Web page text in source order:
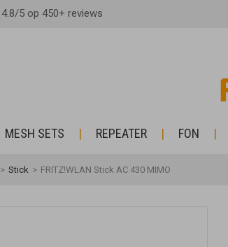
4.8/5 op 450+ reviews
MESH SETS REPEATER FON
> Stick > FRITZ!WLAN Stick AC 430 MIMO